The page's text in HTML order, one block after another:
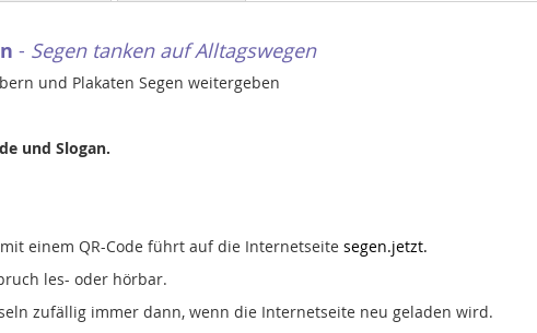
- Segen tanken auf Alltagswegen
und Plakaten Segen weitergeben
und Slogan.
einem QR-Code führt auf die Internetseite segen.jetzt.
les- oder hörbar.
zufällig immer dann, wenn die Internetseite neu geladen wird.